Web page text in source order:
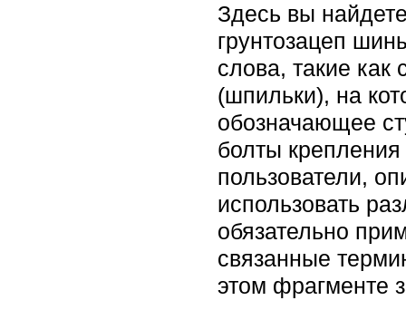
Здесь вы
грунтозацеп
слова, такие как
(шпильки), на
обозначающее
болты
пользователи,
использовать
обязательно
связанные
этом фрагменте